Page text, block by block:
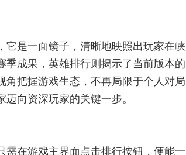
它是一面镜子，清晰地映照出玩家在峡
成果，英雄排行则揭示了当前版本的
把握游戏生态，不再局限于个人对局
向资深玩家的关键一步。
在游戏主界面点击排行按钮，便能一